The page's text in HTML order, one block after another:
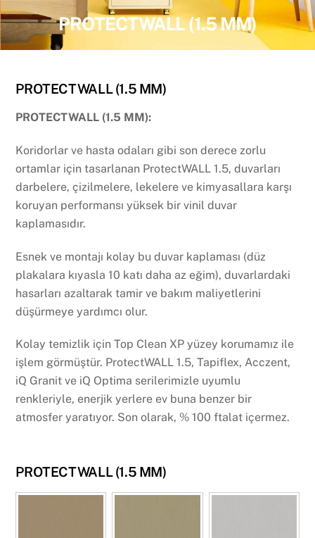
PROTECTWALL (1.5 MM)
PROTECTWALL (1.5 MM)
PROTECTWALL (1.5 MM):
Koridorlar ve hasta odaları gibi son derece zorlu
ortamlar için tasarlanan ProtectWALL 1.5, duvarları
darbelere, çizilmelere, lekelere ve kimyasallara karşı
koruyan performansı yüksek bir vinil duvar
kaplamasıdır.
Esnek ve montajı kolay bu duvar kaplaması (düz
plakalara kıyasla 10 katı daha az eğim), duvarlardaki
hasarları azaltarak tamir ve bakım maliyetlerini
düşürmeye yardımcı olur.
Kolay temizlik için Top Clean XP yüzey korumamız ile
işlem görmüştür. ProtectWALL 1.5, Tapiflex, Acczent,
iQ Granit ve iQ Optima serilerimizle uyumlu
renkleriyle, enerjik yerlere ev buna benzer bir
atmosfer yaratıyor. Son olarak, % 100 ftalat içermez.
PROTECTWALL (1.5 MM)